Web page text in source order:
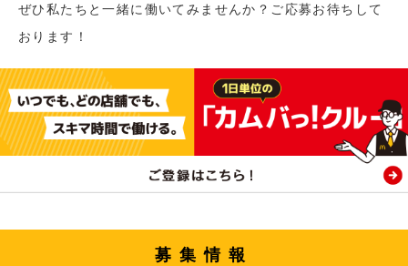
ぜひ私たちと一緒に働いてみませんか？ご応募お待ちして
おります！
募集情報